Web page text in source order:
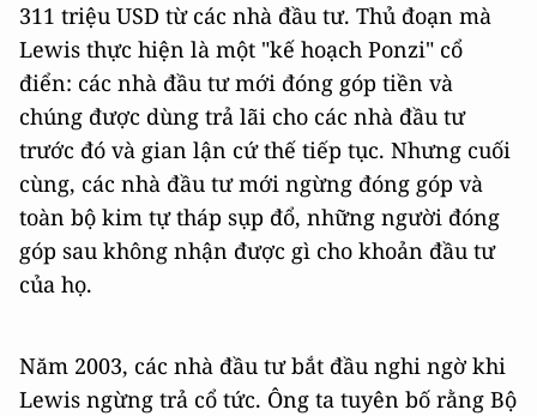
311 triệu USD từ các nhà đầu tư. Thủ đoạn mà
Lewis thực hiện là một "kế hoạch Ponzi" cổ
điển: các nhà đầu tư mới đóng góp tiền và
chúng được dùng trả lãi cho các nhà đầu tư
trước đó và gian lận cứ thế tiếp tục. Nhưng cuối
cùng, các nhà đầu tư mới ngừng đóng góp và
toàn bộ kim tự tháp sụp đổ, những người đóng
góp sau không nhận được gì cho khoản đầu tư
của họ.
Năm 2003, các nhà đầu tư bắt đầu nghi ngờ khi
Lewis ngừng trả cổ tức. Ông ta tuyên bố rằng Bộ